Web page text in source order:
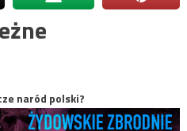
naród polski?